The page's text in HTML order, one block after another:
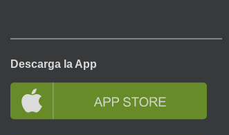
Descarga la App